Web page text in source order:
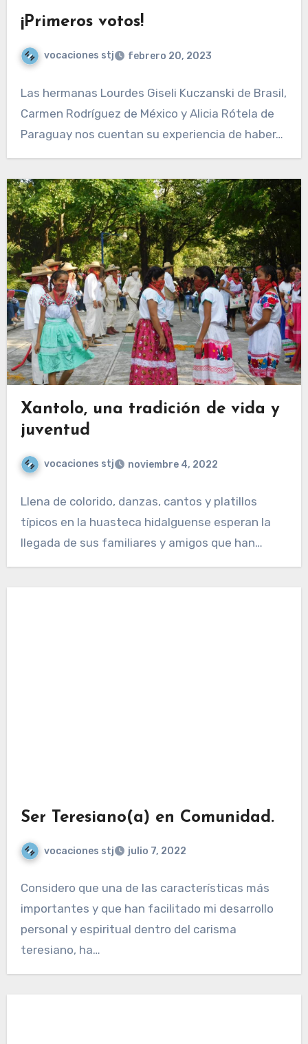
¡Primeros votos!
vocaciones stj febrero 20, 2023
Las hermanas Lourdes Giseli Kuczanski de Brasil,
Carmen Rodríguez de México y Alicia Rótela de
Paraguay nos cuentan su experiencia de haber…
Xantolo, una tradición de vida y
juventud
vocaciones stj noviembre 4, 2022
Llena de colorido, danzas, cantos y platillos
típicos en la huasteca hidalguense esperan la
llegada de sus familiares y amigos que han…
Ser Teresiano(a) en Comunidad.
vocaciones stj julio 7, 2022
Considero que una de las características más
importantes y que han facilitado mi desarrollo
personal y espiritual dentro del carisma
teresiano, ha…